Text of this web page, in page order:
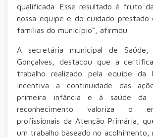
qualificada. Esse resultado é fruto
nossa equipe e do cuidado prestado
famílias do município”, afirmou.
A secretária municipal de Saúde,
Gonçalves, destacou que a
trabalho realizado pela equipe da
incentiva a continuidade das
primeira infância e à saúde da
reconhecimento valoriza o
profissionais da Atenção Primária,
um trabalho baseado no acolhimento,